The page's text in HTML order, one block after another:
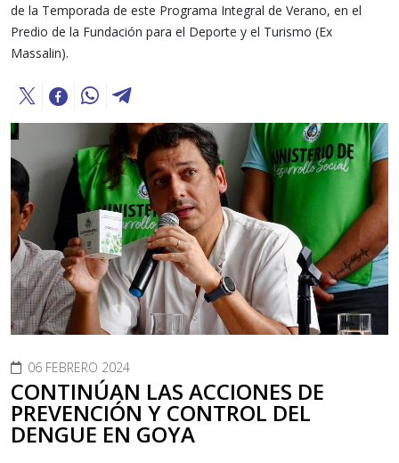
de la Temporada de este Programa Integral de Verano, en el
Predio de la Fundación para el Deporte y el Turismo (Ex
Massalin).
06 FEBRERO 2024
CONTINÚAN LAS ACCIONES DE
PREVENCIÓN Y CONTROL DEL
DENGUE EN GOYA